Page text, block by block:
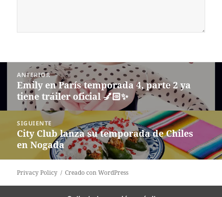
Navegación
entradas
ANTERIOR
Entrada
anterior:
Emily en París temporada 4, parte 2 ya
tiene tráiler oficial 💅🏻✨
SIGUIENTE
Siguiente
entrada:
City Club lanza su temporada de Chiles
en Nogada
Privacy Policy Creado con WordPress